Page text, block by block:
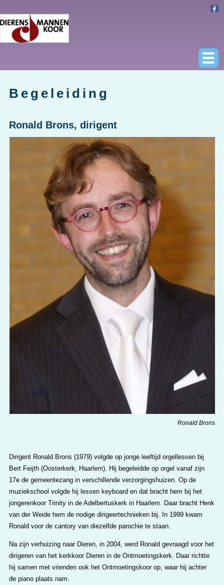
Begeleiding
Ronald Brons, dirigent
Ronald Brons
Dirigent Ronald Brons (1979) volgde op jonge leeftijd orgellessen bij
Bert Feijth (Oosterkerk, Haarlem). Hij begeleidde op orgel vanaf zijn
17e de gemeentezang in verschillende verzorgingshuizen. Op de
muziekschool volgde hij lessen keyboard en dat bracht hem bij het
jongerenkoor Trinity in de Adelbertuskerk in Haarlem. Daar bracht Henk
van der Weide hem de nodige dirigeertechnieken bij. In 1999 kwam
Ronald voor de cantory van diezelfde parochie te staan.
Na zijn verhuizing naar Dieren, in 2004, werd Ronald gevraagd voor het
dirigeren van het kerkkoor Dieren in de Ontmoetingskerk. Daar richtte
hij samen met vrienden ook het Ontmoetingskoor op, waar hij achter
de piano plaats nam.